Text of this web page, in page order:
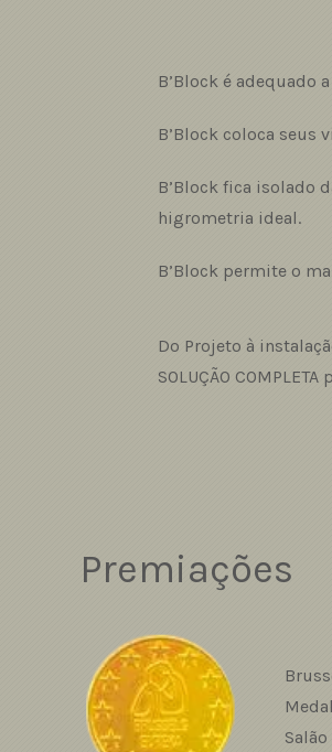
B’Block é adequado
B’Block coloca seus
B’Block fica isolado
higrometria ideal.
B’Block permite o
Do Projeto à
SOLUÇÃO
Premiações